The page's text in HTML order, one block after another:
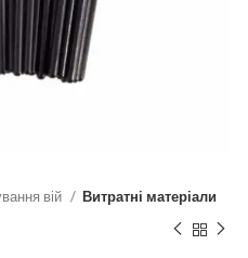
вій Витратні матеріали